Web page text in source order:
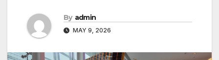
By admin
MAY 9, 2026